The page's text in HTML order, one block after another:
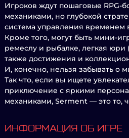
Игроков ждут пошаговые RPG-
механиками, но глубокой
система управления временем
Кроме того, могут быть мини-
ремеслу и рыбалке, легкая юри
также достижения и
И, конечно, нельзя забывать о
Так что, если вы ищете
приключение с яркими
механиками, Serment — это то,
ИНФОРМАЦИЯ ОБ ИГРЕ